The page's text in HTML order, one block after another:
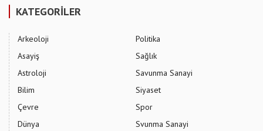
KATEGORİLER
Arkeoloji
Asayiş
Astroloji
Bilim
Çevre
Dünya
Politika
Sağlık
Savunma Sanayi
Siyaset
Spor
Svunma Sanayi